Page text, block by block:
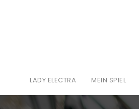
LADY ELECTRA MEIN SPIEL